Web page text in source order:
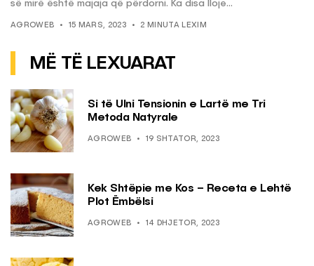
së mirë është majaja që përdorni. Ka disa lloje...
AGROWEB 15 MARS, 2023 2 MINUTA LEXIM
MË TË LEXUARAT
Si të Ulni Tensionin e Lartë me Tri
Metoda Natyrale
AGROWEB 19 SHTATOR, 2023
Kek Shtëpie me Kos – Receta e Lehtë
Plot Ëmbëlsi
AGROWEB 14 DHJETOR, 2023